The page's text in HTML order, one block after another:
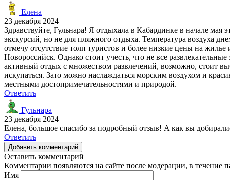
Елена
23 декабря 2024
Здравствуйте, Гульнара! Я отдыхала в Кабардинке в начале
экскурсий, но не для пляжного отдыха. Температура воздуха
отмечу отсутствие толп туристов и более низкие цены на
Новороссийск. Однако стоит учесть, что не все
активный отдых с множеством развлечений, возможно, стоит
искупаться. Зато можно наслаждаться морским воздухом и
местными достопримечательностями и природой.
Ответить
Гульнара
23 декабря 2024
Елена, большое спасибо за подробный отзыв! А как вы
Ответить
Добавить комментарий
Оставить комментарий
Комментарии появляются на сайте после модерации, в течение
Имя